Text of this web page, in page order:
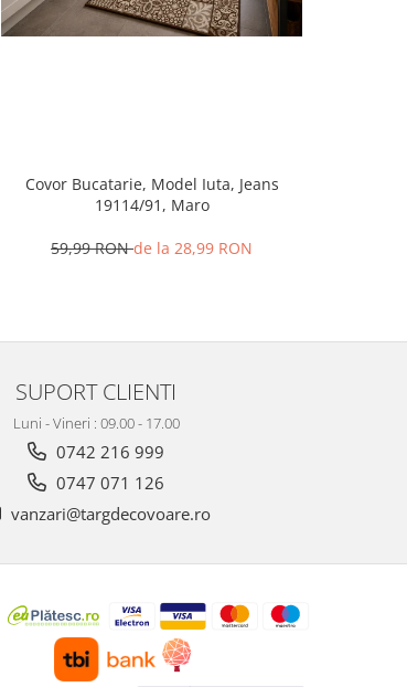
Covor Bucatarie, Model Iuta, Jeans
19114/91, Maro
59,99 RONde la 28,99 RON
SUPORT CLIENTI
Luni - Vineri : 09.00 - 17.00
0742 216 999
0747 071 126
vanzari@targdecovoare.ro